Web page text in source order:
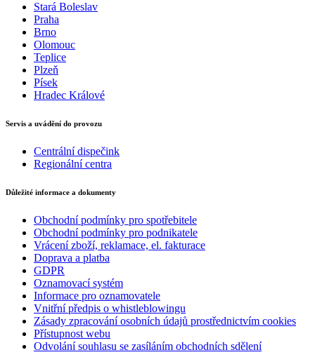
Stará Boleslav
Praha
Brno
Olomouc
Teplice
Plzeň
Písek
Hradec Králové
Servis a uvádění do provozu
Centrální dispečink
Regionální centra
Důležité informace a dokumenty
Obchodní podmínky pro spotřebitele
Obchodní podmínky pro podnikatele
Vrácení zboží, reklamace, el. fakturace
Doprava a platba
GDPR
Oznamovací systém
Informace pro oznamovatele
Vnitřní předpis o whistleblowingu
Zásady zpracování osobních údajů prostřednictvím cookies
Přístupnost webu
Odvolání souhlasu se zasíláním obchodních sdělení